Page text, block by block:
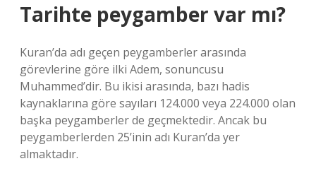
Tarihte peygamber var mı?
Kuran’da adı geçen peygamberler arasında
görevlerine göre ilki Adem, sonuncusu
Muhammed’dir. Bu ikisi arasında, bazı hadis
kaynaklarına göre sayıları 124.000 veya 224.000 olan
başka peygamberler de geçmektedir. Ancak bu
peygamberlerden 25’inin adı Kuran’da yer
almaktadır.